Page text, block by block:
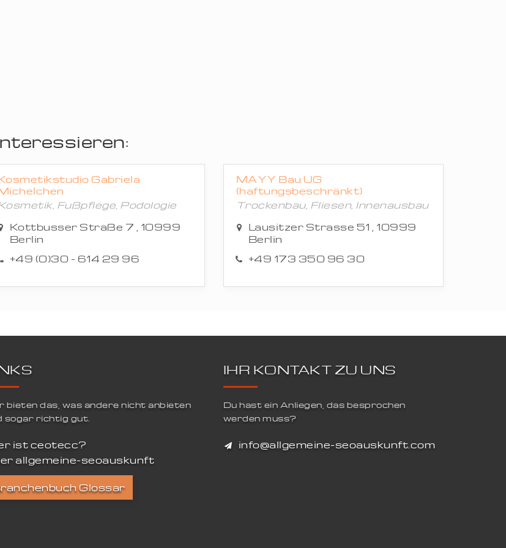
Gabriela
Fußpflege, Podologie
Kottbusser Straße 7 , 10999
Berlin
+49 (0)30 - 614 29 96
MAYY Bau UG
(haftungsbeschränkt)
Trockenbau, Fliesen, Innenausbau
Lausitzer Strasse 51 , 10999
Berlin
+49 173 350 96 30
bieten das, was andere nicht anbieten
sogar richtig gut.
ist ceotecc?
allgemeine-seoauskunft
Glossar
IHR KONTAKT ZU UNS
Du hast ein Anliegen, das besprochen
werden muss?
info@allgemeine-seoauskunft.com